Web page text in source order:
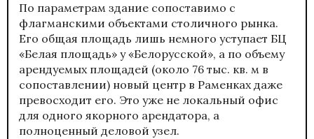
По параметрам здание сопоставимо с
флагманскими объектами столичного рынка.
Его общая площадь лишь немного уступает БЦ
«Белая площадь» у «Белорусской», а по объему
арендуемых площадей (около 76 тыс. кв. м в
сопоставлении) новый центр в Раменках даже
превосходит его. Это уже не локальный офис
для одного якорного арендатора, а
полноценный деловой узел.